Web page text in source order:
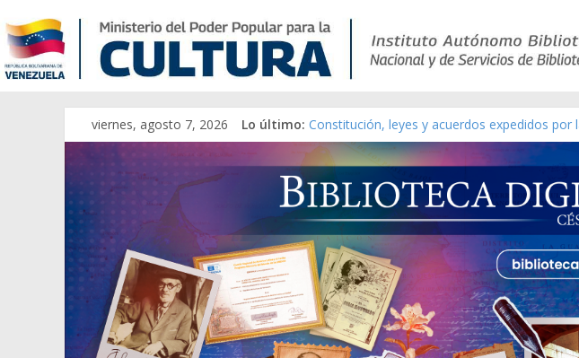
viernes, agosto 7, 2026 Lo último:
Catálogo temático de obras de Modesta Bor
Constitución, leyes y acuerdos expedidos
Una Parálisis [material gráfico]
Modesta Bor Sánchez [material gráfico]
Gaceta Oficial de la República de Venezuela